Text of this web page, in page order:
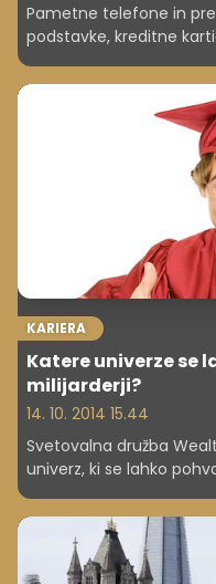
Pametne telefone in
podstavke, kreditne
petdesetaki si brišejo
KARIERA
Katere univerze se
milijarderji?
14. 10. 2014 15.44
Svetovalna družba
univerz, ki se lahko
ameriški hrami znanja.